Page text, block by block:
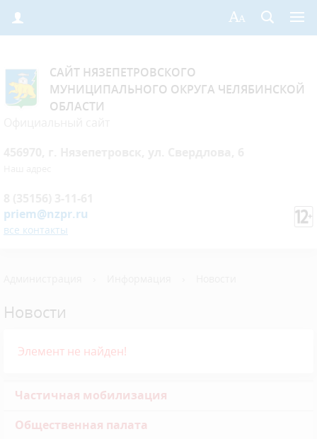
САЙТ НЯЗЕПЕТРОВСКОГО
МУНИЦИПАЛЬНОГО ОКРУГА ЧЕЛЯБИНСКОЙ
ОБЛАСТИ
priem@nzpr.ru
все контакты
Новости
Элемент не найден!
Частичная мобилизация
Общественная палата